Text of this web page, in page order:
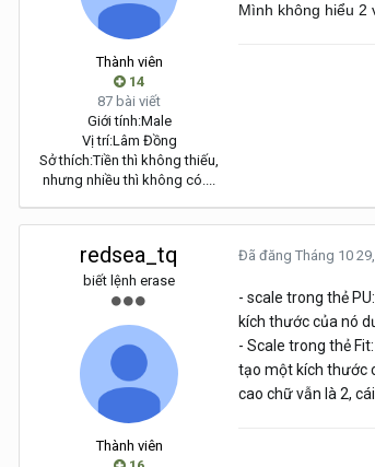
Thành viên
14
87 bài viết
Giới tính:Male
Vị trí:Lâm Đồng
Sở thích:Tiền thì không thiếu,
nhưng nhiều thì không có....
Mình không hiểu 2
redsea_tq
biết lệnh erase
Thành viên
Đã đăng Tháng 10
- scale trong thẻ
kích thước của nó
- Scale trong thẻ
tạo một kích thước
cao chữ vẫn là 2,